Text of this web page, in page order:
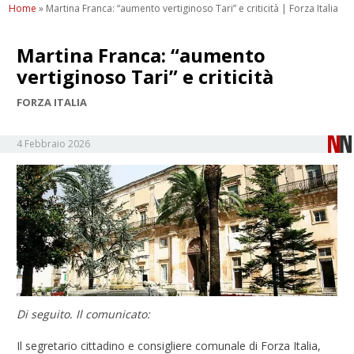
Home » Martina Franca: “aumento vertiginoso Tari” e criticità | Forza Italia
Martina Franca: “aumento
vertiginoso Tari” e criticità
FORZA ITALIA
4 Febbraio 2026
Di seguito. Il comunicato:
Il segretario cittadino e consigliere comunale di Forza Italia,